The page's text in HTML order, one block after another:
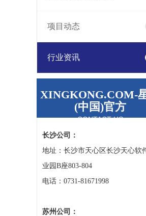
项目动态
行业资讯
XINGKONG.COM-
(中国)官方
CONTACT US
长沙公司：
地址：长沙市天心区长沙天心软
业园B座803-804
电话：0731-81671998
苏州公司：